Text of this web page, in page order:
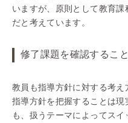
いますが、原則として教育
だと考えています。
修了課題を確認するこ
教員も指導方針に対する考
指導方針を把握することは
も、扱うテーマによってス